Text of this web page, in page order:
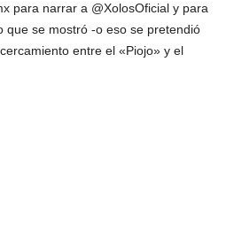
para narrar a @XolosOficial y para
se mostró -o eso se pretendió
entre el «Piojo» y el